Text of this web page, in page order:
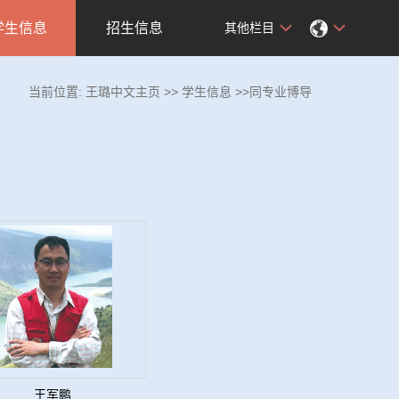
生信息 招生信息 其他栏目
当前位置: 王璐中文主页 >> 学生信息 >>同专业博导
王军鹏